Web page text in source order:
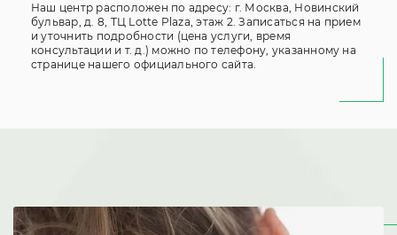
Наш центр расположен по адресу: г. Москва, Новинский
бульвар, д. 8, ТЦ Lotte Plaza, этаж 2. Записаться на прием
и уточнить подробности (цена услуги, время
консультации и т. д.) можно по телефону, указанному на
странице нашего официального сайта.